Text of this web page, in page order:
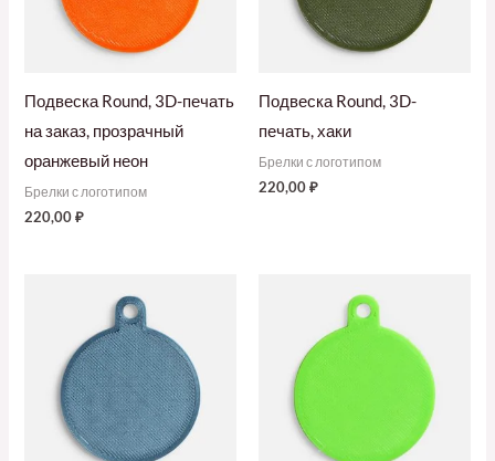
Подвеска Round, 3D-печать
на заказ, прозрачный
оранжевый неон
Брелки с логотипом
220,00₽
Подвеска Round, 3D-
печать, хаки
Брелки с логотипом
220,00₽